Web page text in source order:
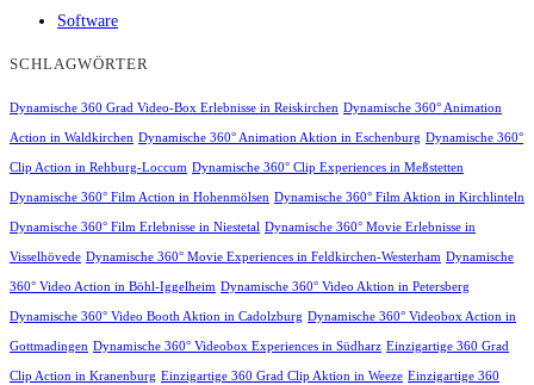
Software
SCHLAGWÖRTER
Dynamische 360 Grad Video-Box Erlebnisse in Reiskirchen Dynamische 360° Animation
Action in Waldkirchen Dynamische 360° Animation Aktion in Eschenburg Dynamische 360°
Clip Action in Rehburg-Loccum Dynamische 360° Clip Experiences in Meßstetten
Dynamische 360° Film Action in Hohenmölsen Dynamische 360° Film Aktion in Kirchlinteln
Dynamische 360° Film Erlebnisse in Niestetal Dynamische 360° Movie Erlebnisse in
Visselhövede Dynamische 360° Movie Experiences in Feldkirchen-Westerham Dynamische
360° Video Action in Böhl-Iggelheim Dynamische 360° Video Aktion in Petersberg
Dynamische 360° Video Booth Aktion in Cadolzburg Dynamische 360° Videobox Action in
Gottmadingen Dynamische 360° Videobox Experiences in Südharz Einzigartige 360 Grad
Clip Action in Kranenburg Einzigartige 360 Grad Clip Aktion in Weeze Einzigartige 360